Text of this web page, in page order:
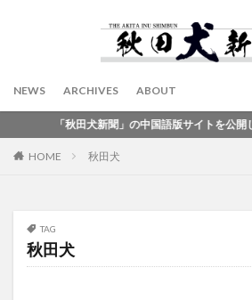
NEWS ARCHIVES ABOUT
「秋田犬新聞」の中国語版サイトを公開しました
HOME 秋田犬
TAG
秋田犬